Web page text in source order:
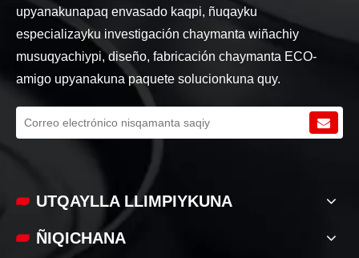
upyanakunapaq envasado kaqpi, ñuqayku
especializayku investigación chaymanta wiñachiy
musuqyachiypi, diseño, fabricación chaymanta ECO-
amigo upyanakuna paquete solucionkuna quy.
UTQAYLLA LLIMPIYKUNA
ÑIQICHANA